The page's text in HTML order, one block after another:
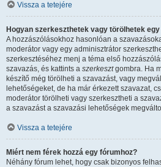
Vissza a tetejére
Hogyan szerkeszthetek vagy törölhetek
A hozzászólásokhoz hasonlóan a
moderátor vagy egy adminisztrátor
szerkesztéséhez menj a téma első
szavazás, és kattints a szerkesztgombra. Ha
készítő még törölheti a szavazást, vagy
lehetőségeket, de ha már érkezett szavazat,
moderátor törölheti vagy szerkesztheti a
a szavazást a szavazási lehetőségek
Vissza a tetejére
Miért nem férek hozzá egy fórumhoz?
Néhány fórum lehet, hogy csak bizonyos